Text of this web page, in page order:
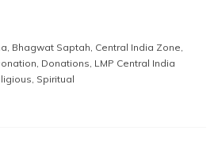
Bhagwat Saptah Central India Zone
Donations LMP Central India
Spiritual